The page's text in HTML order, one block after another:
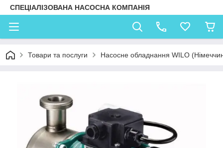
СПЕЦІАЛІЗОВАНА НАСОСНА КОМПАНІЯ
Товари та послуги Насосне обладнання WILO